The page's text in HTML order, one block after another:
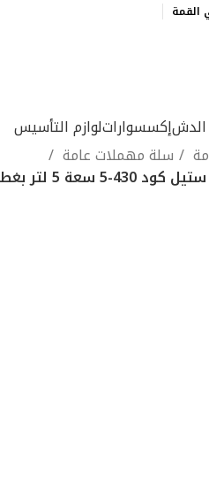
القمة
الدشإكسسواراتلوازم التأسيس
سلة مهملات عامة
داخلى منتج مستورد